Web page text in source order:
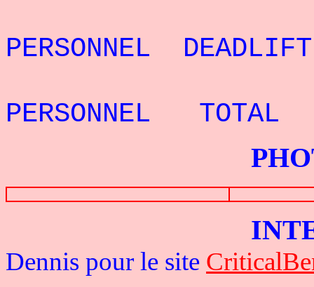
PERSONNEL
PERSONNEL
PHOTOS
Dennis pour le site